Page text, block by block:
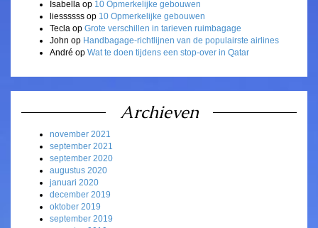
Isabella op 10 Opmerkelijke gebouwen
liessssss op 10 Opmerkelijke gebouwen
Tecla op Grote verschillen in tarieven ruimbagage
John op Handbagage-richtlijnen van de populairste airlines
André op Wat te doen tijdens een stop-over in Qatar
Archieven
november 2021
september 2021
september 2020
augustus 2020
januari 2020
december 2019
oktober 2019
september 2019